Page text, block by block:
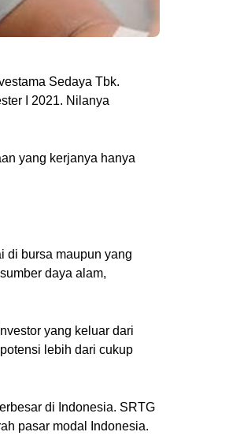
Sedaya Tbk.
I 2021. Nilanya
yang kerjanya hanya
di bursa maupun yang
daya alam,
yang keluar dari
lebih dari cukup
di Indonesia. SRTG
pasar modal Indonesia.